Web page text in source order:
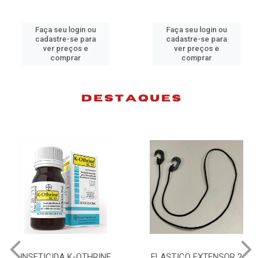
Faça seu login ou
cadastre-se para
ver preços e
comprar
Faça seu login ou
cadastre-se para
ver preços e
comprar